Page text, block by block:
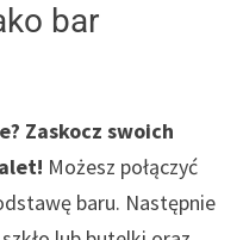
bar
Zaskocz swoich
Możesz połączyć
baru. Następnie